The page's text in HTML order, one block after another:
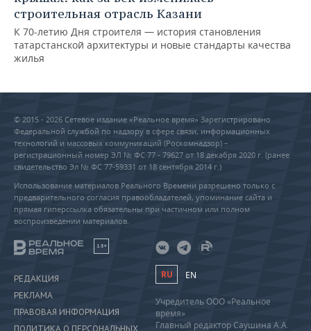
строительная отрасль Казани
К 70-летию Дня строителя — история становления
татарстанской архитектуры и новые стандарты качества
жилья
© 2015 - 2026 Сетевое издание «Реальное время» Зарегистрировано
Федеральной службой по надзору в сфере связи, информационных
технологий и массовых коммуникаций (Роскомнадзор) –
регистрационный номер ЭЛ № ФС 77 - 79627 от 18 декабря 2020 г. (ранее
свидетельство Эл № ФС 77-59331 от 18 сентября 2014 г.)
Использование материалов Реального Времени разрешено только с
предварительного согласия правообладателей, упоминание сайта и
прямая гиперссылка обязательны при частичном или полном
воспроизведении материалов.
18+
РЕДАКЦИЯ
РЕКЛАМА
ПРАВОВАЯ ИНФОРМАЦИЯ
ПОЛИТИКА О ПЕРСОНАЛЬНЫХ
RU EN
Учредитель ООО «Реальное
время»
Главный редактор Саушина А.А.